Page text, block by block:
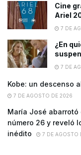
Cine
Ariel
7 DE
¿En
7 DE
Kobe: un descenso
7 DE AGOSTO DE 2026
María José
número 26 y reveló
inédito
7 DE AGOSTO